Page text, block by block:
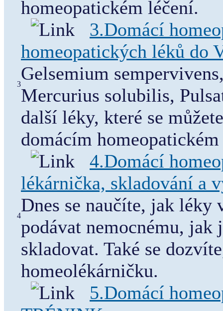
homeopatickém léčení.
3
3.Domácí
homeopatických léků do
Gelsemium
Mercurius solubilis,
další léky, které se
domácím
4
4.Domácí
lékárnička, skladování a
Dnes se naučíte, jak
podávat nemocnému,
skladovat. Také se
homeolékárničku.
5.Domácí